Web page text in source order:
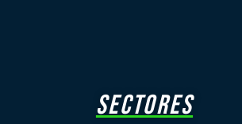
SECTORES